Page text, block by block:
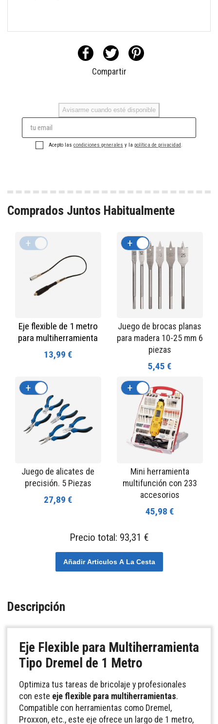
Compartir
Avisarme cuando esté disponible
Acepto las condiciones generales y la política de privacidad .
Comprados Juntos Habitualmente
Eje flexible de 1 metro
para multiherramienta
13,99 €
+
Juego de brocas planas
para madera 10-25 mm 6
piezas
5,45 €
+ -
Juego de alicates de
precisión. 5 Piezas
27,89 €
+
Mini herramienta
multifunción con 233
accesorios
45,98 €
+ -
Precio total: 93,31 €
Añadir Articulos A La Cesta
Descripción
Eje Flexible para Multiherramienta
Tipo Dremel de 1 Metro
Optimiza tus tareas de bricolaje y profesionales
con este eje flexible para multiherramientas.
Compatible con herramientas como Dremel,
Proxxon, etc., este eje ofrece un largo de 1 metro,